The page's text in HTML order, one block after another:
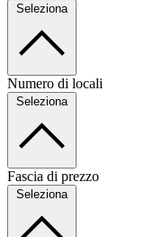
Seleziona
Numero di locali
Seleziona
Fascia di prezzo
Seleziona